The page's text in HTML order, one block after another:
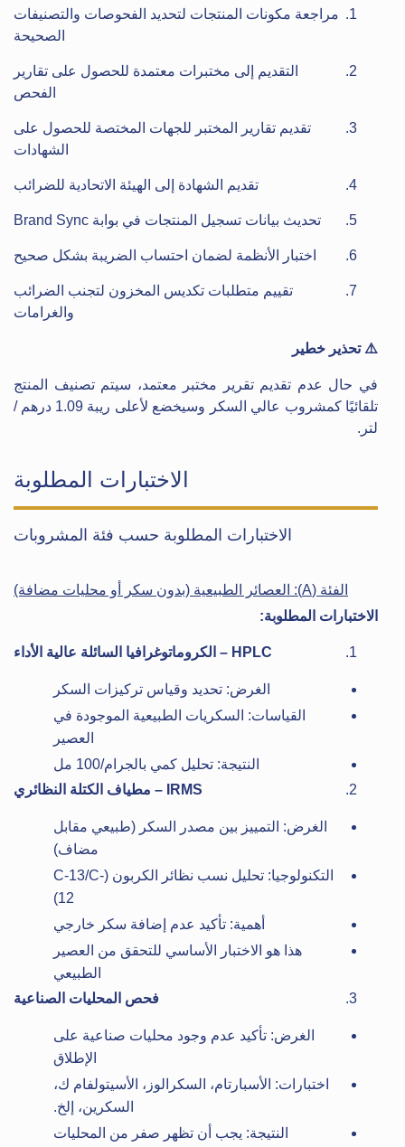
مراجعة مكونات المنتجات لتحديد الفحوصات والتصنيفات
الصحيحة
التقديم إلى مختبرات معتمدة للحصول على تقارير
الفحص
تقديم تقارير المختبر للجهات المختصة للحصول على
الشهادات
تقديم الشهادة إلى الهيئة الاتحادية للضرائب
تحديث بيانات تسجيل المنتجات في بوابة Brand Sync
اختبار الأنظمة لضمان احتساب الضريبة بشكل صحيح
تقييم متطلبات تكديس المخزون لتجنب الضرائب
والغرامات
⚠️ تحذير خطير
في حال عدم تقديم تقرير مختبر معتمد، سيتم تصنيف المنتج
تلقائيًا كمشروب عالي السكر وسيخضع لأعلى ريبة 1.09 درهم /
لتر.
الاختبارات المطلوبة
الاختبارات المطلوبة حسب فئة المشروبات
الفئة (A): العصائر الطبيعية (بدون سكر أو محليات مضافة)
الاختبارات المطلوبة:
HPLC – الكروماتوغرافيا السائلة عالية الأداء
الغرض: تحديد وقياس تركيزات السكر
القياسات: السكريات الطبيعية الموجودة في
العصير
النتيجة: تحليل كمي بالجرام/100 مل
IRMS – مطياف الكتلة النظائري
الغرض: التمييز بين مصدر السكر (طبيعي مقابل
مضاف)
التكنولوجيا: تحليل نسب نظائر الكربون (C-13/C-
12)
أهمية: تأكيد عدم إضافة سكر خارجي
هذا هو الاختبار الأساسي للتحقق من العصير
الطبيعي
فحص المحليات الصناعية
الغرض: تأكيد عدم وجود محليات صناعية على
الإطلاق
اختبارات: الأسبارتام، السكرالوز، الأسيتولفام ك،
السكرين، إلخ.
النتيجة: يجب أن تظهر صفر من المحليات